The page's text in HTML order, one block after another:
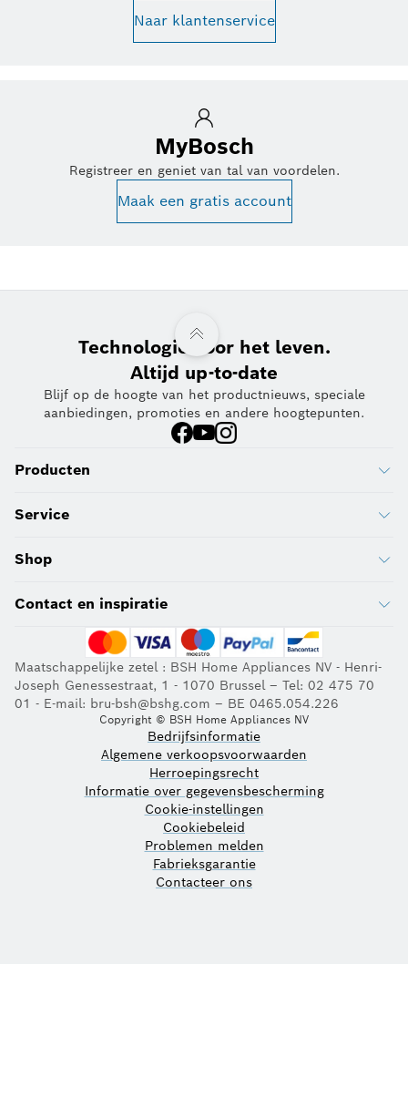
Naar klantenservice
MyBosch
Registreer en geniet van tal van voordelen.
Maak een gratis account
Technologie voor het leven.
Altijd up-to-date
Blijf op de hoogte van het productnieuws, speciale
aanbiedingen, promoties en andere hoogtepunten.
Producten
Service
Shop
Contact en inspiratie
Maatschappelijke zetel : BSH Home Appliances NV - Henri-
Joseph Genessestraat, 1 - 1070 Brussel – Tel: 02 475 70
01 - E-mail: bru-bsh@bshg.com – BE 0465.054.226
Copyright © BSH Home Appliances NV
Bedrijfsinformatie
Algemene verkoopsvoorwaarden
Herroepingsrecht
Informatie over gegevensbescherming
Cookie-instellingen
Cookiebeleid
Problemen melden
Fabrieksgarantie
Contacteer ons